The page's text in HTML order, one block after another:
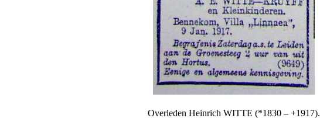
Overleden Heinrich WITTE (*1830 – +1917).